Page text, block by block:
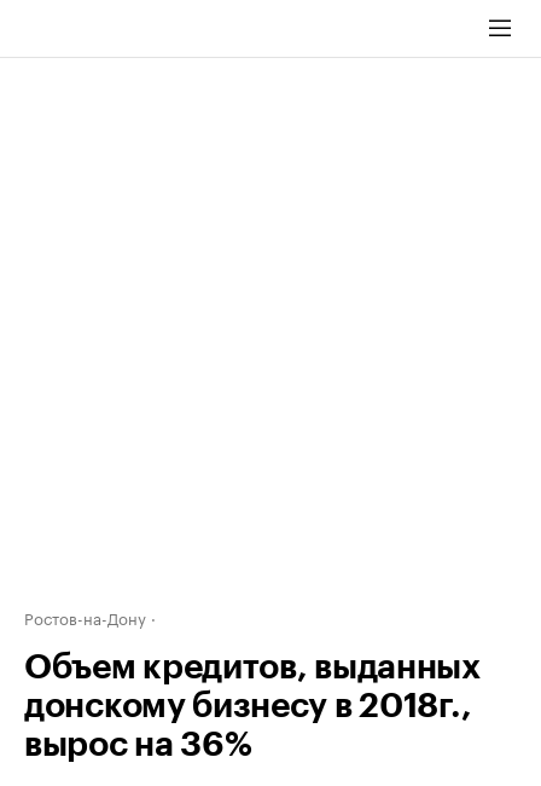
Ростов-на-Дону
Объем кредитов, выданных
донскому бизнесу в 2018г.,
вырос на 36%